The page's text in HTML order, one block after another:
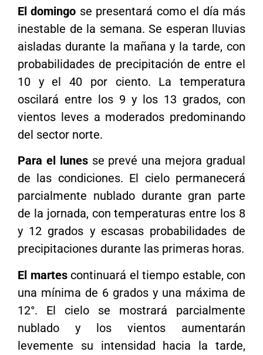
El domingo se presentará como el día más
inestable de la semana. Se esperan lluvias
aisladas durante la mañana y la tarde, con
probabilidades de precipitación de entre el
10 y el 40 por ciento. La temperatura
oscilará entre los 9 y los 13 grados, con
vientos leves a moderados predominando
del sector norte.
Para el lunesse prevé una mejora gradual
de las condiciones. El cielo permanecerá
parcialmente nublado durante gran parte
de la jornada, con temperaturas entre los 8
y 12 grados y escasas probabilidades de
precipitaciones durante las primeras horas.
El martescontinuará el tiempo estable, con
una mínima de 6 grados y una máxima de
12°. El cielo se mostrará parcialmente
nublado y los vientos aumentarán
levemente su intensidad hacia la tarde,